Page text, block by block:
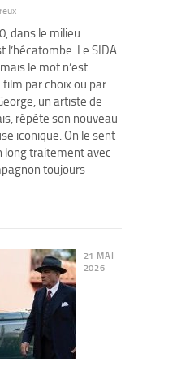
dans le milieu
l’hécatombe. Le SIDA
le mot n’est
par choix ou par
un artiste de
répète son nouveau
iconique. On le sent
long traitement avec
toujours
21 MAI
2026